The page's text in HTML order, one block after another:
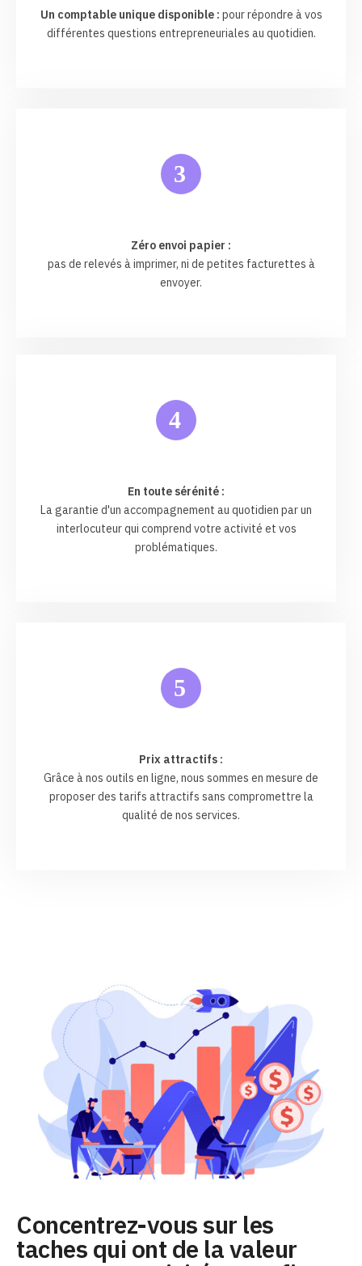
Un comptable unique disponible : pour répondre à vos
différentes questions entrepreneuriales au quotidien.
3
Zéro envoi papier :
pas de relevés à imprimer, ni de petites facturettes à
envoyer.
4
En toute sérénité :
La garantie d'un accompagnement au quotidien par un
interlocuteur qui comprend votre activité et vos
problématiques.
5
Prix attractifs :
Grâce à nos outils en ligne, nous sommes en mesure de
proposer des tarifs attractifs sans compromettre la
qualité de nos services.
Concentrez-vous sur les
taches qui ont de la valeur